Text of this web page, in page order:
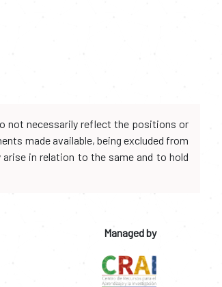
not necessarily reflect the positions or
made available, being excluded from
in relation to the same and to hold
Managed by